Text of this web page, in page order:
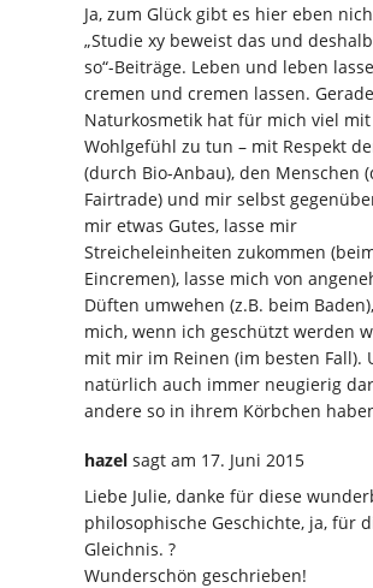
Ja, zum Glück gibt es hier eben
„Studie xy beweist das und
so“-Beiträge. Leben und leben
cremen und cremen lassen. Gerade
Naturkosmetik hat für mich viel mit
Wohlgefühl zu tun – mit Respekt
(durch Bio-Anbau), den Menschen
Fairtrade) und mir selbst
mir etwas Gutes, lasse mir
Streicheleinheiten zukommen
Eincremen), lasse mich von
Düften umwehen (z.B. beim
mich, wenn ich geschützt werden
mit mir im Reinen (im besten Fall).
natürlich auch immer neugierig
andere so in ihrem Körbchen
hazel sagt am 17. Juni 2015
Liebe Julie, danke für diese
philosophische Geschichte, ja, für
Gleichnis. ?
Wunderschön geschrieben!